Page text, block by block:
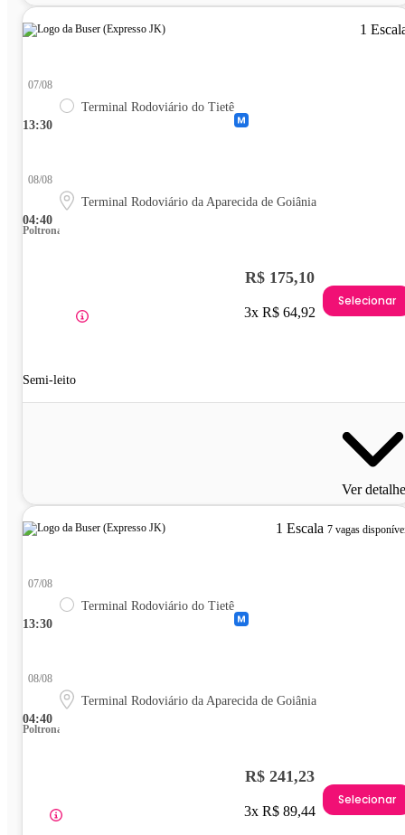
1
13:30
07/08
Terminal Rodoviário do Tietê
04:40
08/08
Terminal Rodoviário da Aparecida de Goiânia
Poltrona
Semi-leito
R$ 175,10
3x R$ 64,92
Selecionar
Ver
1 Escala 7 vagas
13:30
07/08
Terminal Rodoviário do Tietê
04:40
08/08
Terminal Rodoviário da Aparecida de Goiânia
Poltrona
R$ 241,23
3x R$ 89,44
Selecionar